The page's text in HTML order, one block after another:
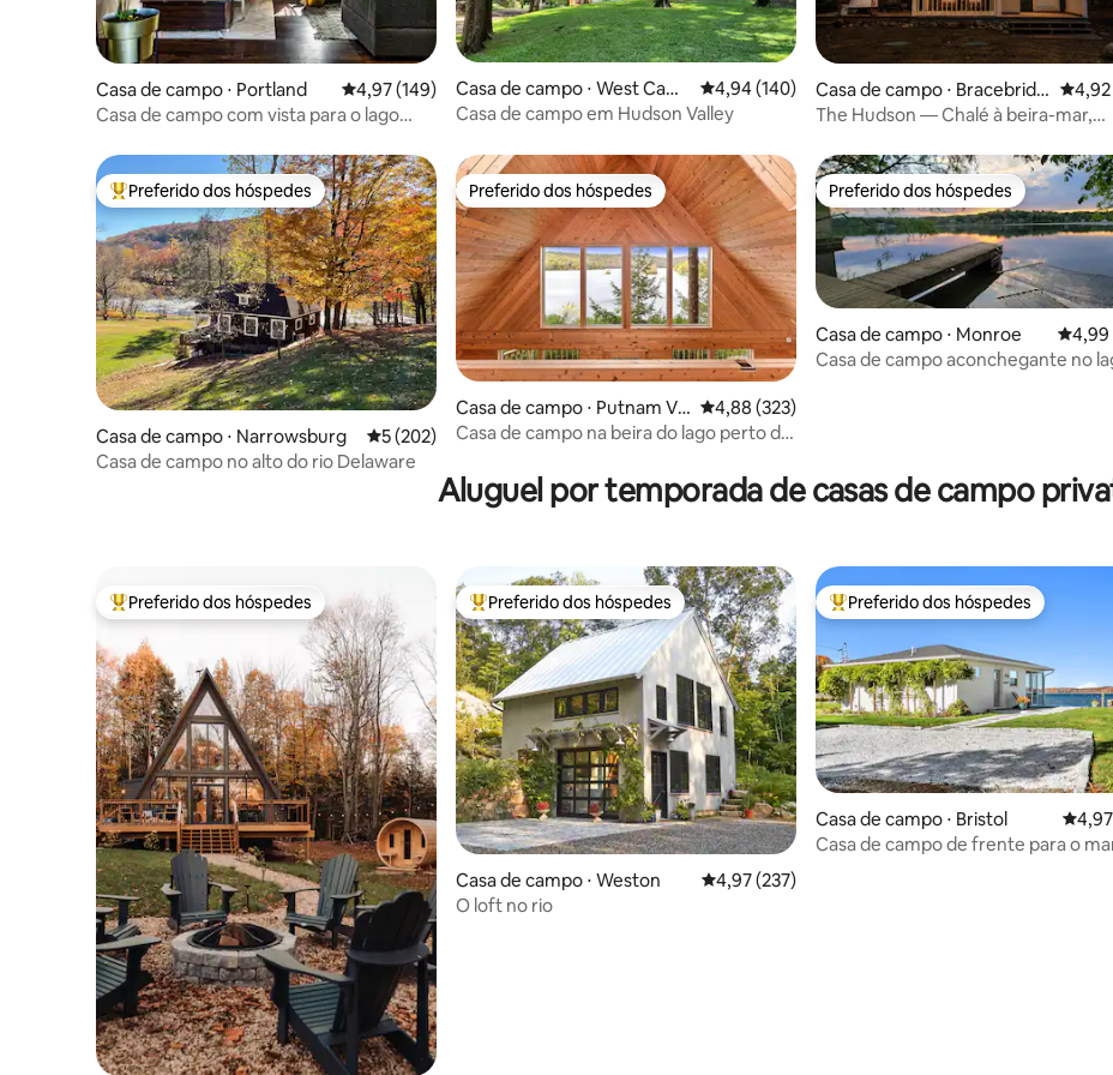
Casa de campo ⋅ Portland 4,97 de uma avaliação média de 5, 149 avaliações
4,97 (149)
Casa de campo com vista para o lago
incluída
Casa de campo ⋅ West Cam
p
4,94 de uma avaliação média de 5, 140 avaliações
4,94 (140)
Casa de campo em Hudson Valley
Casa de campo ⋅ Bracebridg
e
4,92
The Hudson — Chalé à beira-mar,
Entre os melhores preferidos dos hóspedes
Preferido dos hóspedes
Casa de campo ⋅ Narrowsburg 5 de uma avaliação média de 5, 202 avaliações
5 (202)
Casa de campo no alto do rio Delaware
Preferido dos hóspedes
Preferido dos hóspedes
Casa de campo ⋅ Putnam Val
ley
4,88 de uma avaliação média de 5, 323 avaliações
4,88 (323)
Casa de campo na beira do lago perto de
Preferido dos hóspedes
Preferido dos hóspedes
Casa de campo ⋅ Monroe 4,99
4,99
Casa de campo aconchegante no
Aluguel por temporada de casas de campo
Entre os melhores preferidos dos hóspedes
Preferido dos hóspedes Entre os melhores preferidos dos hóspedes
Preferido dos hóspedes
Casa de campo ⋅ Weston 4,97 de uma avaliação média de 5, 237 avaliações
4,97 (237)
O loft no rio
Entre os melhores preferidos dos
Preferido dos hóspedes
Casa de campo ⋅ Bristol 4,97
Casa de campo de frente para o